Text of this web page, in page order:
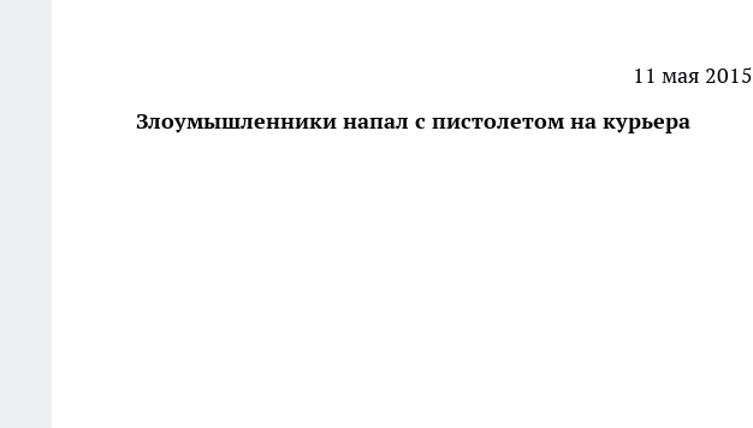
11 мая 2015
Злоумышленники напал с пистолетом на курьера